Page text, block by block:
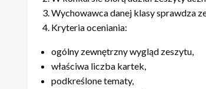
Wychowawca danej klasy sprawdza
Kryteria oceniania:
ogólny zewnętrzny wygląd zeszytu,
właściwa liczba kartek,
podkreślone tematy,